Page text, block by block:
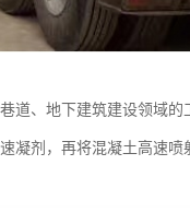
道、地下建筑建设领域
凝剂，再将混凝土高速